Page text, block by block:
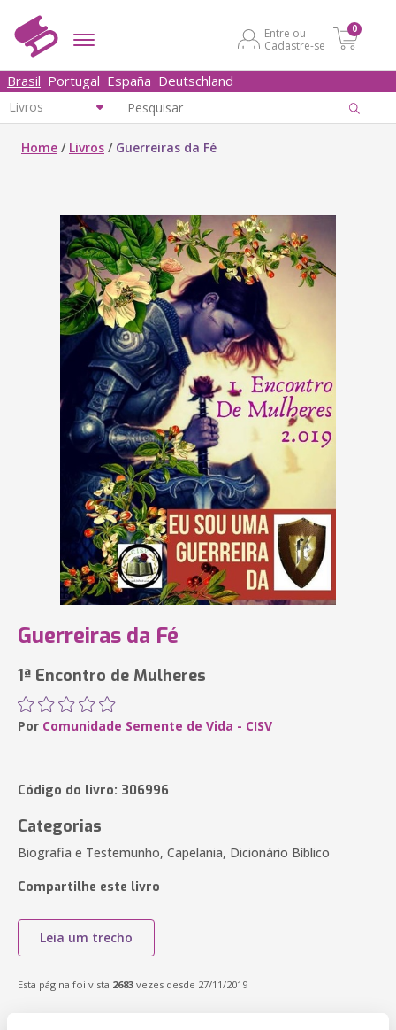
Entre ou
Cadastre-se
0
Brasil Portugal España Deutschland
Home / Livros / Guerreiras da Fé
Guerreiras da Fé
1ª Encontro de Mulheres
Por Comunidade Semente de Vida - CISV
Código do livro: 306996
Categorias
Biografia e Testemunho, Capelania, Dicionário Bíblico
Compartilhe este livro
Leia um trecho
Esta página foi vista 2683 vezes desde 27/11/2019